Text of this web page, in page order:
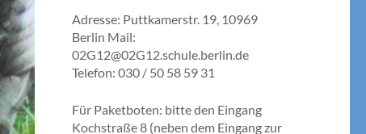
Adresse: Puttkamerstr. 19, 10969
Berlin Mail:
02G12@02G12.schule.berlin.de
Telefon: 030 / 50 58 59 31
Für Paketboten: bitte den Eingang
Kochstraße 8 (neben dem Eingang zur